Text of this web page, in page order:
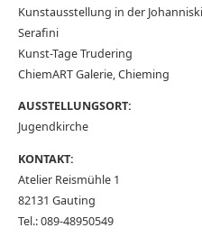
Kunstausstellung in der
Serafini
Kunst-Tage Trudering
ChiemART Galerie, Chieming
AUSSTELLUNGSORT:
Jugendkirche
KONTAKT:
Atelier Reismühle 1
82131 Gauting
Tel.: 089-48950549